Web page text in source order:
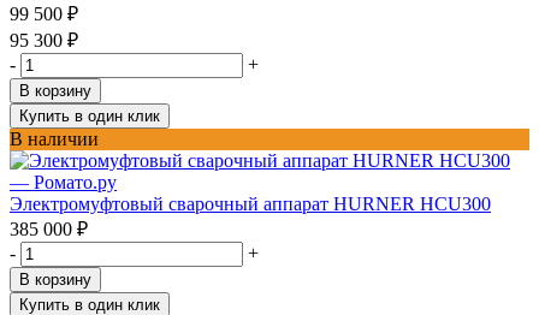
99 500 ₽
95 300 ₽
-
+
В корзину
Купить в один клик
В наличии
Электромуфтовый сварочный аппарат HURNER HCU300
385 000 ₽
-
+
В корзину
Купить в один клик